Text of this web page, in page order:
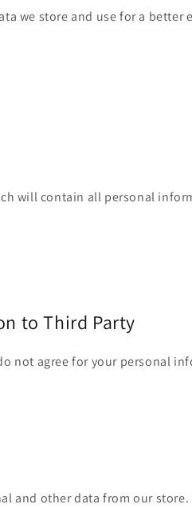
we store and use for a better
will contain all personal
to Third Party
not agree for your personal
and other data from our